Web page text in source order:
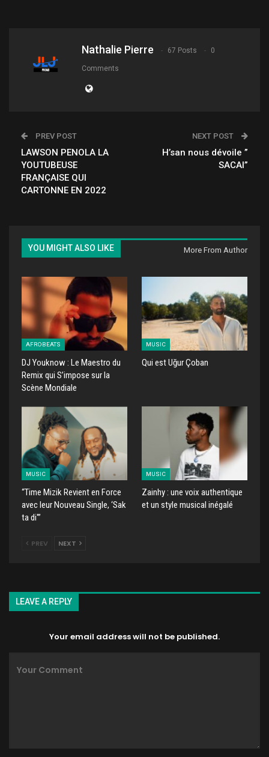
Nathalie Pierre 67 Posts 0
Comments
PREV POST
LAWSON PENOLA LA
YOUTUBEUSE
FRANÇAISE QUI
CARTONNE EN 2022
NEXT POST
H’san nous dévoile ”
SACAI”
YOU MIGHT ALSO LIKE More From Author
AFROBEATS
DJ Youknow : Le Maestro du
Remix qui S’impose sur la
Scène Mondiale
MUSIC
Qui est Uğur Çoban
MUSIC
“Time Mizik Revient en Force
avec leur Nouveau Single, ‘Sak
ta di'”
MUSIC
Zainhy : une voix authentique
et un style musical inégalé
PREV NEXT
LEAVE A REPLY
Your email address will not be published.